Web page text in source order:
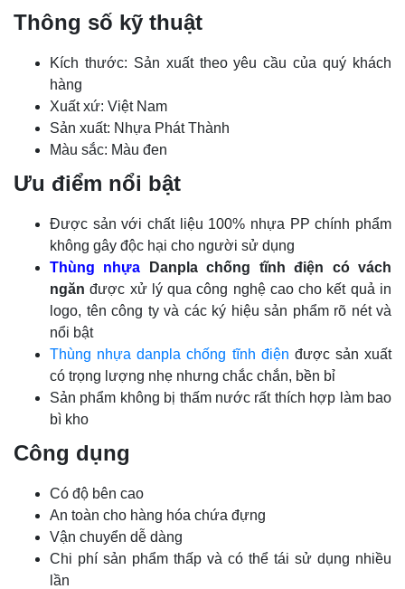
Thông số kỹ thuật
Kích thước: Sản xuất theo yêu cầu của quý khách
hàng
Xuất xứ: Việt Nam
Sản xuất: Nhựa Phát Thành
Màu sắc: Màu đen
Ưu điểm nổi bật
Được sản với chất liệu 100% nhựa PP chính phẩm
không gây độc hại cho người sử dụng
Thùng nhựa Danpla chống tĩnh điện có vách
ngăn được xử lý qua công nghệ cao cho kết quả in
logo, tên công ty và các ký hiệu sản phẩm rõ nét và
nổi bật
Thùng nhựa danpla chống tĩnh điện được sản xuất
có trọng lượng nhẹ nhưng chắc chắn, bền bỉ
Sản phẩm không bị thấm nước rất thích hợp làm bao
bì kho
Công dụng
Có độ bên cao
An toàn cho hàng hóa chứa đựng
Vận chuyển dễ dàng
Chi phí sản phẩm thấp và có thể tái sử dụng nhiều
lần